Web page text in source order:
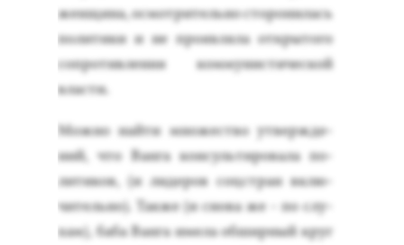
жен­щи­на, ос­мотри­тель­но сто­рони­лась
по­лити­ки и не про­яв­ля­ла от­кры­того
соп­ро­тив­ле­ния ком­му­нис­ти­чес­кой
влас­ти.
Мож­но най­ти мно­жес­тво ут­вер­жде­
ний, что Ван­га кон­суль­ти­рова­ла по­
лити­ков, (и ли­деров соцс­тран вклю­
читель­но). Так­же (и сно­ва же - по слу­
хам), ба­ба Ван­га име­ла об­ширный круг